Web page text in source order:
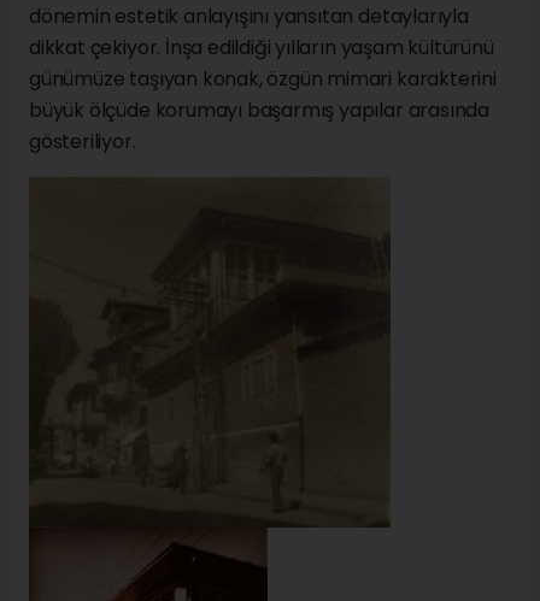
dönemin estetik anlayışını yansıtan detaylarıyla
dikkat çekiyor. İnşa edildiği yılların yaşam kültürünü
günümüze taşıyan konak, özgün mimari karakterini
büyük ölçüde korumayı başarmış yapılar arasında
gösteriliyor.